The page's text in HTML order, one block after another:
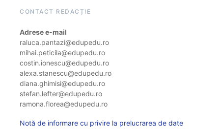
CONTACT REDACȚIE
Adrese e-mail
raluca.pantazi@edupedu.ro
mihai.peticila@edupedu.ro
costin.ionescu@edupedu.ro
alexa.stanescu@edupedu.ro
diana.ghimisi@edupedu.ro
stefan.lefter@edupedu.ro
ramona.florea@edupedu.ro
Notă de informare cu privire la prelucrarea de date